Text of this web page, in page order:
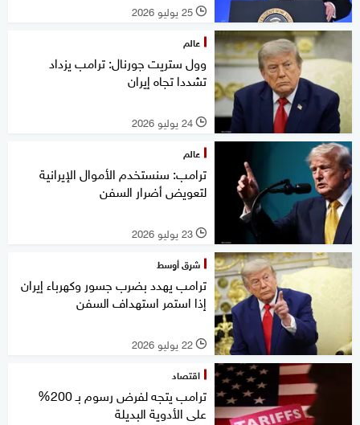
l 25 يوليو 2026
عالم
وول ستريت جورنال: ترامب يزداد
تشددا تجاه إيران
l 24 يوليو 2026
عالم
ترامب: سنستخدم الأموال الإيرانية
لتعويض أضرار السفن
l 23 يوليو 2026
شرق أوسط
ترامب يهدد بضرب جسور وكهرباء إيران
إذا استمر استهداف السفن
l 22 يوليو 2026
اقتصاد
ترامب يتجه لفرض رسوم بـ 200%
على الأدوية البديلة